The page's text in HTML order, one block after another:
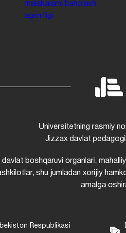
malakalarni baholash
agentligi
Universitetning rasmiy
Jizzax davlat
boshqaruvi organlari,
shu jumladan xorijiy
amalga
Respublikasi